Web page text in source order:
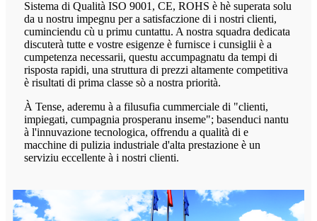
Sistema di Qualità ISO 9001, CE, ROHS è hè superata solu
da u nostru impegnu per a satisfaczione di i nostri clienti,
cuminciendu cù u primu cuntattu. A nostra squadra dedicata
discuterà tutte e vostre esigenze è furnisce i cunsiglii è a
cumpetenza necessarii, questu accumpagnatu da tempi di
risposta rapidi, una struttura di prezzi altamente competitiva
è risultati di prima classe sò a nostra priorità.
À Tense, aderemu à a filusufia cummerciale di "clienti,
impiegati, cumpagnia prosperanu inseme"; basenduci nantu
à l'innuvazione tecnologica, offrendu a qualità di e
macchine di pulizia industriale d'alta prestazione è un
serviziu eccellente à i nostri clienti.